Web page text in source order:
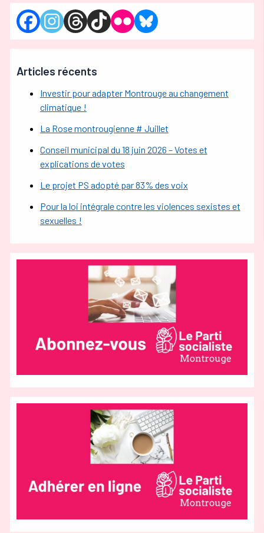
Articles récents
Investir pour adapter Montrouge au changement
climatique !
La Rose montrougienne # Juillet
Conseil municipal du 18 juin 2026 – Votes et
explications de votes
Le projet PS adopté par 83% des voix
Pour la loi intégrale contre les violences sexistes et
sexuelles !